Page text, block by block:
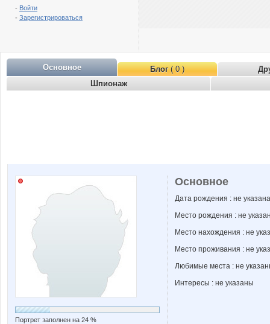
- Войти
- Зарегистрироваться
Основное Блог( 0 )
Шпионаж
Портрет заполнен на 24 %
Основное
Дата рождения : не указана
Место рождения : не
Место нахождения : не
Место проживания : не
Любимые места : не
Интересы : не указаны